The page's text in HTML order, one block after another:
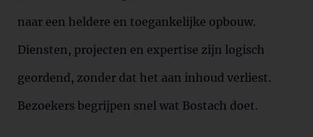
naar een heldere en toegankelijke opbouw.
Diensten, projecten en expertise zijn logisch
geordend, zonder dat het aan inhoud verliest.
Bezoekers begrijpen snel wat Bostach doet.